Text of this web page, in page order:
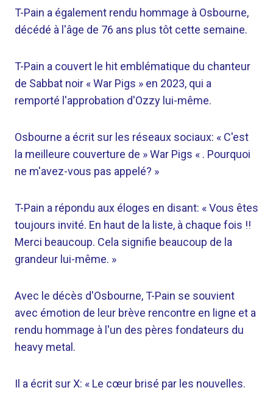
T-Pain a également rendu hommage à Osbourne,
décédé à l'âge de 76 ans plus tôt cette semaine.
T-Pain a couvert le hit emblématique du chanteur
de Sabbat noir « War Pigs » en 2023, qui a
remporté l'approbation d'Ozzy lui-même.
Osbourne a écrit sur les réseaux sociaux: « C'est
la meilleure couverture de » War Pigs « . Pourquoi
ne m'avez-vous pas appelé? »
T-Pain a répondu aux éloges en disant: « Vous êtes
toujours invité. En haut de la liste, à chaque fois !!
Merci beaucoup. Cela signifie beaucoup de la
grandeur lui-même. »
Avec le décès d'Osbourne, T-Pain se souvient
avec émotion de leur brève rencontre en ligne et a
rendu hommage à l'un des pères fondateurs du
heavy metal.
Il a écrit sur X: « Le cœur brisé par les nouvelles.